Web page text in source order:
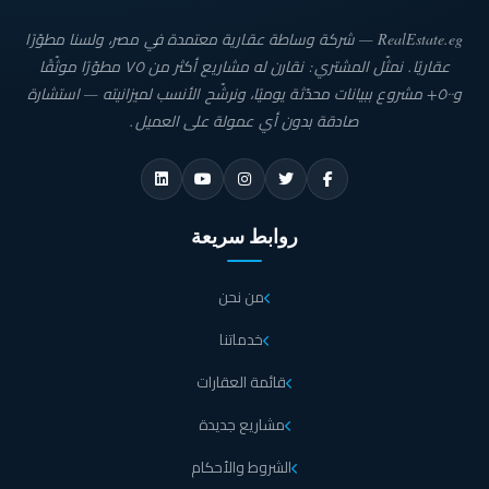
أشكال الوحدات السكنية في كمبوند ناينتي افينيو متنوعة حيث يوجد شقق سكنية
ووحدات دوبلكس وشقق ستوديو صغيرة وفيلات فاخرة وكذلك يتوفر وحدات الكوين
سويت الفاخرة.
تتراوح مساحات وحدات الدوبلكس بين 157 متر مربع وحتى 315 متر مربع.
خدمات ومميزات 90 افينيو
90 افينيو هو مشروع يتميز بتصميمات معمارية راقية وديكورات عصرية، ويتوفر
بداخله خدمات كثيرة تميزه عن غيره من المشروعات السكنية الأخرى، وأهمها ما يلي:
مساحات خضراء على مساحات كبيرة وحدائق وتشكيلات
افينيو القاهرة الجديدة.
البحيرات الصناعية تضيف للمناظر الطبيعية المزيد من الجمال
والسحر داخل كمبوند 90 افينيو القاهرة الجديدة.
RealEstate.eg — شركة وساطة عقارية معتمدة في مصر، ولسنا مطوّرًا
عقاريًا. نمثّل المشتري: نقارن له مشاريع أكثر من ٧٥ مطوّرًا موثّقًا
و٥٠٠+ مشروع ببيانات محدّثة يوميًا، ونرشّح الأنسب لميزانيته — استشارة
صادقة بدون أي عمولة على العميل.
روابط سريعة
من نحن
خدماتنا
قائمة العقارات
مشاريع جديدة
الشروط والأحكام